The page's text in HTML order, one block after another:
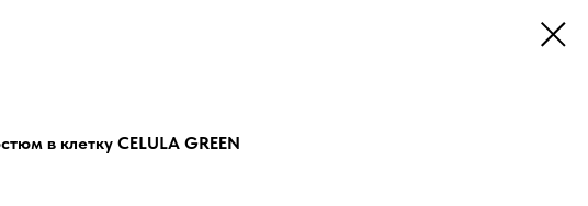
в клетку CELULA GREEN